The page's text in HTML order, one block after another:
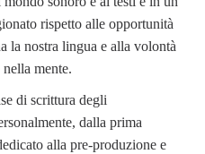
rispetto alle opportunità
la nostra lingua e alla volontà
mente.
di scrittura degli
dalla prima
alla pre-produzione e